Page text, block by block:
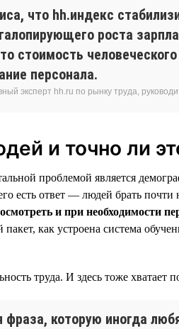
что hh.индекс
роста
стоимость
персонала.
эксперт hh.ru по рынку труда,
и точно ли
проблемой является
есть ответ — людей брать
и при необходимости
пакет, как устроена система
труда. И здесь тоже хватает
фраза, которую иногда